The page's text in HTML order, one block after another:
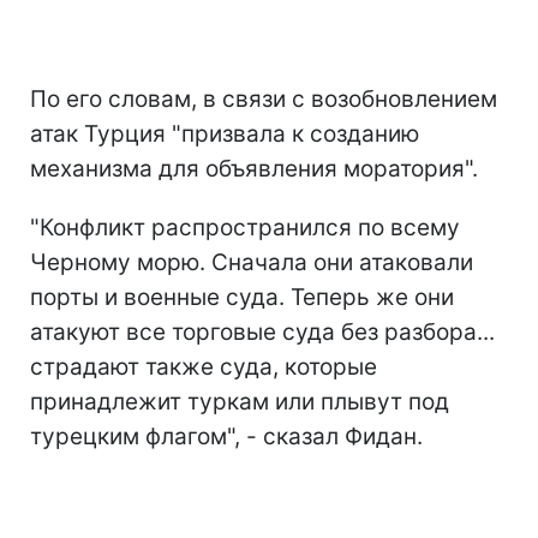
По его словам, в связи с возобновлением
атак Турция "призвала к созданию
механизма для объявления моратория".
"Конфликт распространился по всему
Черному морю. Сначала они атаковали
порты и военные суда. Теперь же они
атакуют все торговые суда без разбора...
страдают также суда, которые
принадлежит туркам или плывут под
турецким флагом", - сказал Фидан.